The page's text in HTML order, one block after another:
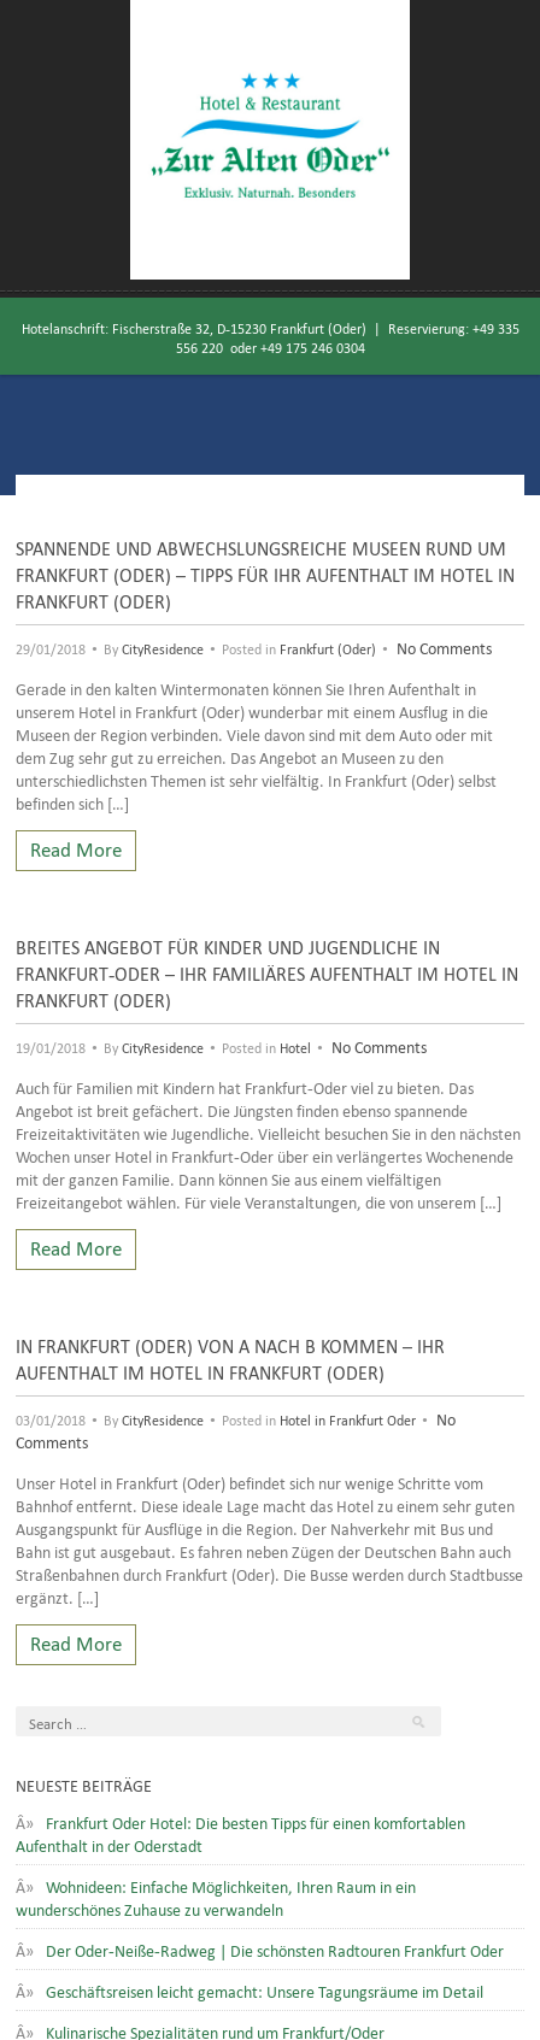
Hotelanschrift: Fischerstraße 32, D-15230 Frankfurt (Oder) | Reservierung: +49 335
556 220oder +49 175 246 0304
SPANNENDE UND ABWECHSLUNGSREICHE MUSEEN RUND UM
FRANKFURT (ODER) – TIPPS FÜR IHR AUFENTHALT IM HOTEL IN
FRANKFURT (ODER)
29/01/2018 • ByCityResidence • Posted in Frankfurt (Oder) • No Comments
Gerade in den kalten Wintermonaten können Sie Ihren Aufenthalt in
unserem Hotel in Frankfurt (Oder) wunderbar mit einem Ausflug in die
Museen der Region verbinden. Viele davon sind mit dem Auto oder mit
dem Zug sehr gut zu erreichen. Das Angebot an Museen zu den
unterschiedlichsten Themen ist sehr vielfältig. In Frankfurt (Oder) selbst
befinden sich […]
Read More
BREITES ANGEBOT FÜR KINDER UND JUGENDLICHE IN
FRANKFURT-ODER – IHR FAMILIÄRES AUFENTHALT IM HOTEL IN
FRANKFURT (ODER)
19/01/2018 • ByCityResidence • Posted in Hotel • No Comments
Auch für Familien mit Kindern hat Frankfurt-Oder viel zu bieten. Das
Angebot ist breit gefächert. Die Jüngsten finden ebenso spannende
Freizeitaktivitäten wie Jugendliche. Vielleicht besuchen Sie in den nächsten
Wochen unser Hotel in Frankfurt-Oder über ein verlängertes Wochenende
mit der ganzen Familie. Dann können Sie aus einem vielfältigen
Freizeitangebot wählen. Für viele Veranstaltungen, die von unserem […]
Read More
IN FRANKFURT (ODER) VON A NACH B KOMMEN – IHR
AUFENTHALT IM HOTEL IN FRANKFURT (ODER)
03/01/2018 • ByCityResidence • Posted in Hotel in Frankfurt Oder •
No
Comments
Unser Hotel in Frankfurt (Oder) befindet sich nur wenige Schritte vom
Bahnhof entfernt. Diese ideale Lage macht das Hotel zu einem sehr guten
Ausgangspunkt für Ausflüge in die Region. Der Nahverkehr mit Bus und
Bahn ist gut ausgebaut. Es fahren neben Zügen der Deutschen Bahn auch
Straßenbahnen durch Frankfurt (Oder). Die Busse werden durch Stadtbusse
ergänzt. […]
Read More
NEUESTE BEITRÄGE
Frankfurt Oder Hotel: Die besten Tipps für einen komfortablen
Aufenthalt in der Oderstadt
Wohnideen: Einfache Möglichkeiten, Ihren Raum in ein
wunderschönes Zuhause zu verwandeln
Der Oder-Neiße-Radweg | Die schönsten Radtouren Frankfurt Oder
Geschäftsreisen leicht gemacht: Unsere Tagungsräume im Detail
Kulinarische Spezialitäten rund um Frankfurt/Oder